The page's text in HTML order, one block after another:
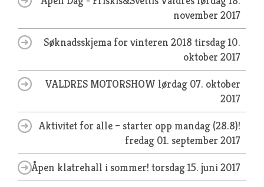
november 2017
Søknadsskjema for vinteren 2018 tirsdag 10.
oktober 2017
VALDRES MOTORSHOW lørdag 07. oktober
2017
Aktivitet for alle – starter opp mandag (28.8)!
fredag 01. september 2017
Åpen klatrehall i sommer! torsdag 15. juni 2017